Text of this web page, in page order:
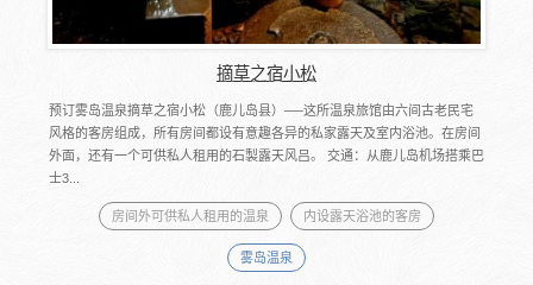
摘草之宿小松
预订雾岛温泉摘草之宿小松（鹿儿岛县）──这所温泉旅馆由六间古老民宅
风格的客房组成，所有房间都设有意趣各异的私家露天及室内浴池。在房间
外面，还有一个可供私人租用的石製露天风吕。 交通：从鹿儿岛机场搭乘巴
士3...
房间外可供私人租用的温泉 内设露天浴池的客房
雾岛温泉